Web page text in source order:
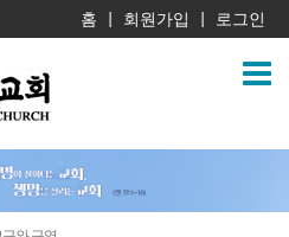
홈 회원가입 로그인